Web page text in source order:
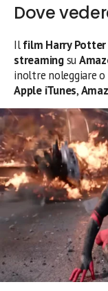
Dove
Ilfilm Harry Potter
streamingsu
inoltre noleggiare o
Apple iTunes,